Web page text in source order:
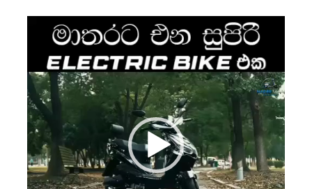
Player